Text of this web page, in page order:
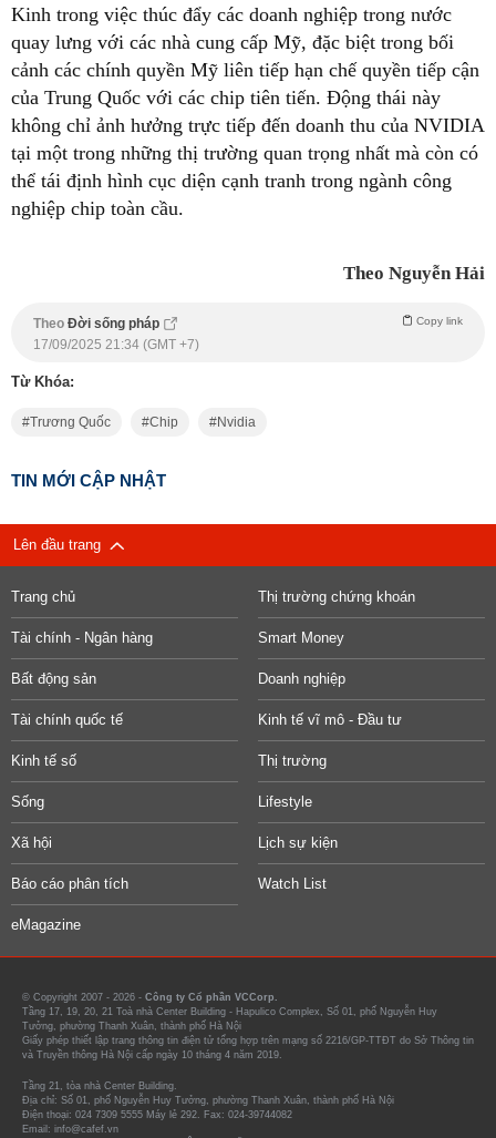
Kinh trong việc thúc đẩy các doanh nghiệp trong nước
quay lưng với các nhà cung cấp Mỹ, đặc biệt trong bối
cảnh các chính quyền Mỹ liên tiếp hạn chế quyền tiếp cận
của Trung Quốc với các chip tiên tiến. Động thái này
không chỉ ảnh hưởng trực tiếp đến doanh thu của NVIDIA
tại một trong những thị trường quan trọng nhất mà còn có
thể tái định hình cục diện cạnh tranh trong ngành công
nghiệp chip toàn cầu.
Theo Nguyễn Hải
Theo Đời sống pháp Copy link
17/09/2025 21:34 (GMT +7)
Từ Khóa:
Trương Quốc Chip Nvidia
TIN MỚI CẬP NHẬT
Lên đầu trang
Trang chủ Thị trường chứng khoán
Tài chính - Ngân hàng Smart Money
Bất động sản Doanh nghiệp
Tài chính quốc tế Kinh tế vĩ mô - Đầu tư
Kinh tế số Thị trường
Sống Lifestyle
Xã hội Lịch sự kiện
Báo cáo phân tích Watch List
eMagazine
© Copyright 2007 - 2026 - Công ty Cổ phần VCCorp.
Tầng 17, 19, 20, 21 Toà nhà Center Building - Hapulico Complex, Số 01, phố Nguyễn Huy
Tưởng, phường Thanh Xuân, thành phố Hà Nội
Giấy phép thiết lập trang thông tin điện tử tổng hợp trên mạng số 2216/GP-TTĐT do Sở Thông tin
và Truyền thông Hà Nội cấp ngày 10 tháng 4 năm 2019.
Tầng 21, tòa nhà Center Building.
Địa chỉ: Số 01, phố Nguyễn Huy Tưởng, phường Thanh Xuân, thành phố Hà Nội
Điện thoại: 024 7309 5555 Máy lẻ 292. Fax: 024-39744082
Email: info@cafef.vn